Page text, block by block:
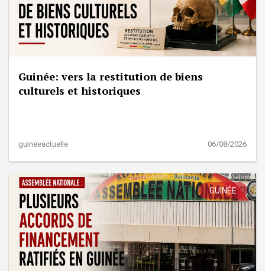
Guinée: vers la restitution de biens
culturels et historiques
guineeactuelle 06/08/2026
GUINÉE